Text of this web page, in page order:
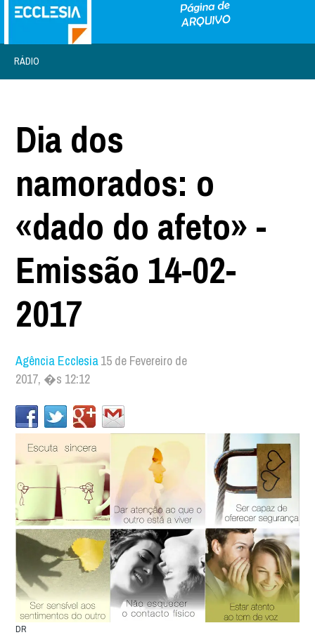
RÁDIO
Dia dos
namorados: o
«dado do afeto» -
Emissão 14-02-
2017
Agência Ecclesia15 de Fevereiro de
2017, �s 12:12
DR